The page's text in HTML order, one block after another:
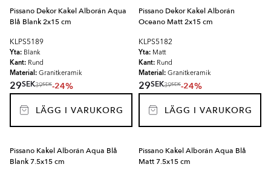
Pissano Dekor Kakel Alborán Aqua
Blå Blank 2x15 cm
KLPS5189
Yta: Blank
Kant: Rund
Material: Granitkeramik
29SEK39SEK-24%
LÄGG I VARUKORG
Pissano Dekor Kakel Alborán
Oceano Matt 2x15 cm
KLPS5182
Yta: Matt
Kant: Rund
Material: Granitkeramik
29SEK39SEK-24%
LÄGG I VARUKORG
Pissano Kakel Alborán Aqua Blå
Blank 7.5x15 cm
Pissano Kakel Alborán Aqua Blå
Matt 7.5x15 cm